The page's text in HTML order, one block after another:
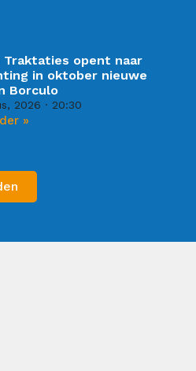
Traktaties opent naar
in oktober nieuwe
Borculo
2026 20:30
»